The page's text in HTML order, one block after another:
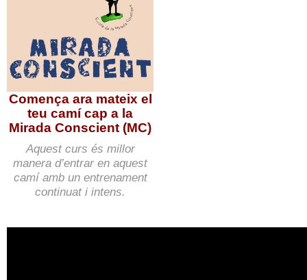
Comença ara mateix el
teu camí cap a la
Mirada Conscient (MC)
Aquest curs és millor
manera d’entrar en aquest
camí amb un entrenament
continuat i intens.